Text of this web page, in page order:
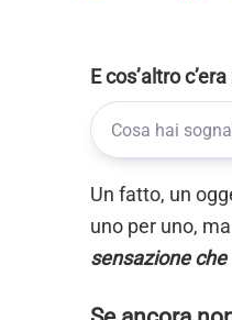
E cos’altro
Un fatto, un
uno per uno,
sensazione